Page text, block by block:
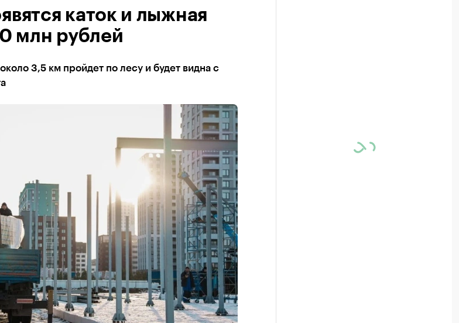
каток и лыжная
млн рублей
3,5 км пройдет по лесу и будет видна с